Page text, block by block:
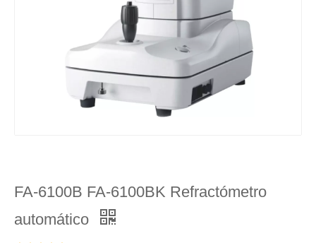
FA-6100B FA-6100BK Refractómetro
automático